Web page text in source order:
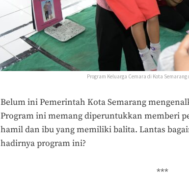
Program Keluarga Cemara di Kota
Belum ini Pemerintah Kota Semarang
Program ini memang diperuntukkan memberi
hamil dan ibu yang memiliki balita. Lantas
hadirnya program ini?
***